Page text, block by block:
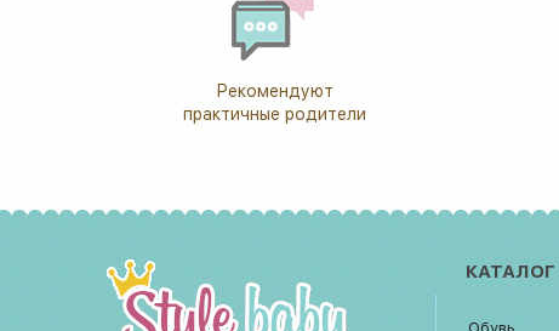
Рекомендуют
практичные родители
КАТАЛОГ